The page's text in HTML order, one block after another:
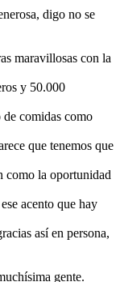
digo no se
maravillosas con la
y 50.000
comidas como
que tenemos que
como la oportunidad
acento que hay
así en persona,
gente.